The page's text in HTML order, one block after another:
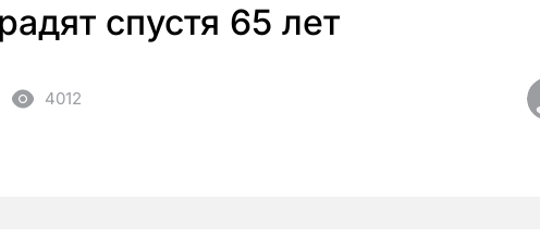
спустя 65 лет
4012